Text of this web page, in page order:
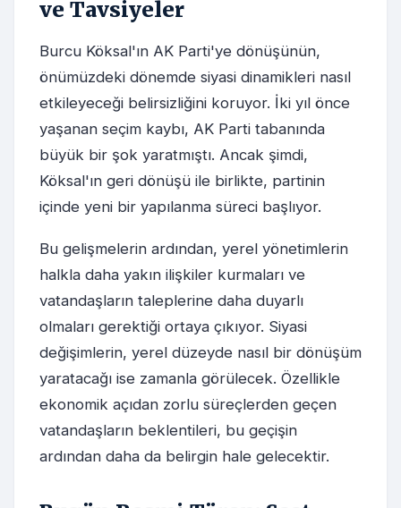
ve Tavsiyeler
Burcu Köksal'ın AK Parti'ye dönüşünün,
önümüzdeki dönemde siyasi dinamikleri nasıl
etkileyeceği belirsizliğini koruyor. İki yıl önce
yaşanan seçim kaybı, AK Parti tabanında
büyük bir şok yaratmıştı. Ancak şimdi,
Köksal'ın geri dönüşü ile birlikte, partinin
içinde yeni bir yapılanma süreci başlıyor.
Bu gelişmelerin ardından, yerel yönetimlerin
halkla daha yakın ilişkiler kurmaları ve
vatandaşların taleplerine daha duyarlı
olmaları gerektiği ortaya çıkıyor. Siyasi
değişimlerin, yerel düzeyde nasıl bir dönüşüm
yaratacağı ise zamanla görülecek. Özellikle
ekonomik açıdan zorlu süreçlerden geçen
vatandaşların beklentileri, bu geçişin
ardından daha da belirgin hale gelecektir.